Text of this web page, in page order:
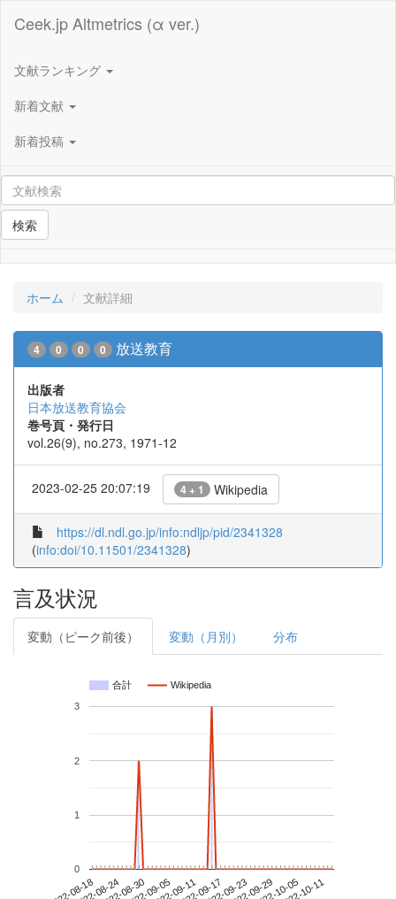
Ceek.jp Altmetrics (α ver.)
文献ランキング
新着文献
新着投稿
検索
ホーム 文献詳細
4 0 0 0 放送教育
出版者
日本放送教育協会
巻号頁・発行日
vol.26(9), no.273, 1971-12
2023-02-25 20:07:19 4 + 1 Wikipedia
https://dl.ndl.go.jp/info:ndljp/pid/2341328
(info:doi/10.11501/2341328)
言及状況
変動（ピーク前後） 変動（月別） 分布
合計 Wikipedia
0
1
2
3